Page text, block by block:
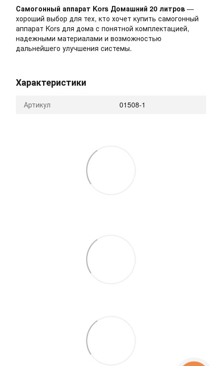
Самогонный аппарат Kors Домашний 20 литров —
хороший выбор для тех, кто хочет купить самогонный
аппарат Kors для дома с понятной комплектацией,
надежными материалами и возможностью
дальнейшего улучшения системы.
Характеристики
Артикул 01508-1